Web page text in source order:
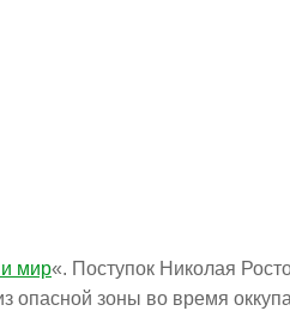
мир«. Поступок Николая
опасной зоны во время